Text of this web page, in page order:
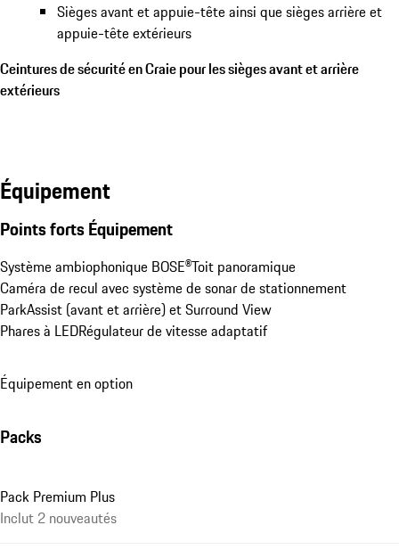
Sièges avant et appuie-tête ainsi que sièges arrière et
appuie-tête extérieurs
Ceintures de sécurité en Craie pour les sièges avant et arrière
extérieurs
Équipement
Points forts Équipement
Système ambiophonique BOSE®Toit panoramique
Caméra de recul avec système de sonar de stationnement
ParkAssist (avant et arrière) et Surround View
Phares à LEDRégulateur de vitesse adaptatif
Équipement en option
Packs
Pack Premium Plus
Inclut 2 nouveautés